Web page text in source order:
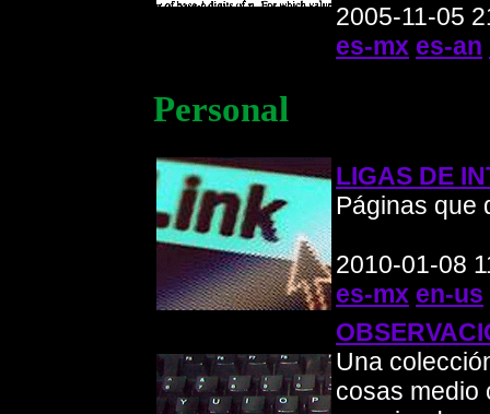
2005-11-05
es-mx es-an
Personal
LIGAS DE
Páginas que
2010-01-08
es-mx en-us
Una
cosas medio